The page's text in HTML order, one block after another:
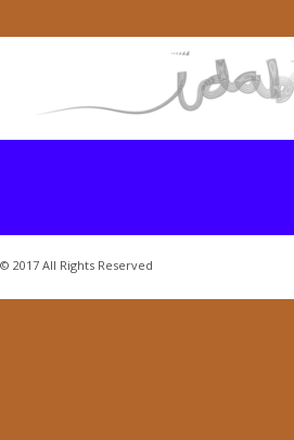
© 2017 All Rights Reserved